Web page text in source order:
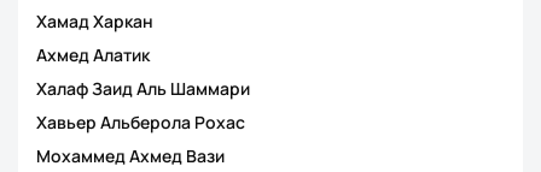
Хамад Харкан
Ахмед Алатик
Халаф Заид Аль Шаммари
Хавьер Альберола Рохас
Мохаммед Ахмед Вази